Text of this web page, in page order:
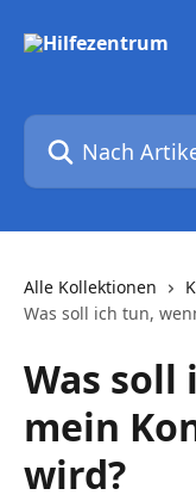
Nach Artikeln
Alle Kollektionen
Was soll ich tun,
Was soll
mein
wird?